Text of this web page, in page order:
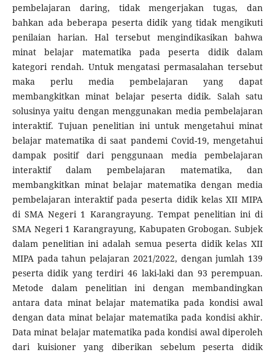
pembelajaran daring, tidak mengerjakan tugas, dan
bahkan ada beberapa peserta didik yang tidak mengikuti
penilaian harian. Hal tersebut mengindikasikan bahwa
minat belajar matematika pada peserta didik dalam
kategori rendah. Untuk mengatasi permasalahan tersebut
maka perlu media pembelajaran yang dapat
membangkitkan minat belajar peserta didik. Salah satu
solusinya yaitu dengan menggunakan media pembelajaran
interaktif. Tujuan penelitian ini untuk mengetahui minat
belajar matematika di saat pandemi Covid-19, mengetahui
dampak positif dari penggunaan media pembelajaran
interaktif dalam pembelajaran matematika, dan
membangkitkan minat belajar matematika dengan media
pembelajaran interaktif pada peserta didik kelas XII MIPA
di SMA Negeri 1 Karangrayung. Tempat penelitian ini di
SMA Negeri 1 Karangrayung, Kabupaten Grobogan. Subjek
dalam penelitian ini adalah semua peserta didik kelas XII
MIPA pada tahun pelajaran 2021/2022, dengan jumlah 139
peserta didik yang terdiri 46 laki-laki dan 93 perempuan.
Metode dalam penelitian ini dengan membandingkan
antara data minat belajar matematika pada kondisi awal
dengan data minat belajar matematika pada kondisi akhir.
Data minat belajar matematika pada kondisi awal diperoleh
dari kuisioner yang diberikan sebelum peserta didik